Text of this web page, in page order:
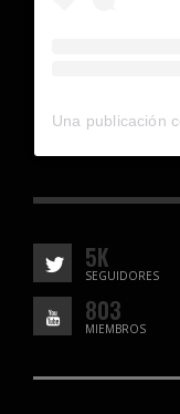
5K
SEGUIDORES
803
MIEMBROS